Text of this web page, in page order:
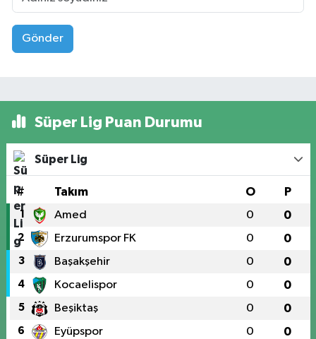
Gönder
Süper Lig Puan Durumu
Süper Lig
# Takım O P
1 Amed 0 0
2 Erzurumspor FK 0 0
3 Başakşehir 0 0
4 Kocaelispor 0 0
5 Beşiktaş 0 0
6 Eyüpspor 0 0